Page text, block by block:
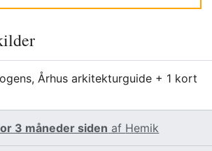
Århus arkitekturguide + 1 kort
3 måneder siden af Hemik